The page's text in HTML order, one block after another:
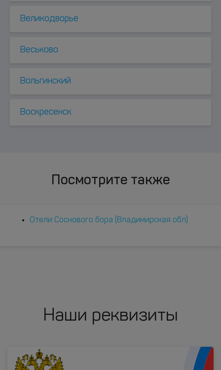
Великодворье
Веськово
Вольгинский
Воскресенск
Посмотрите также
Отели Соснового бора (Владимирская обл)
Наши реквизиты